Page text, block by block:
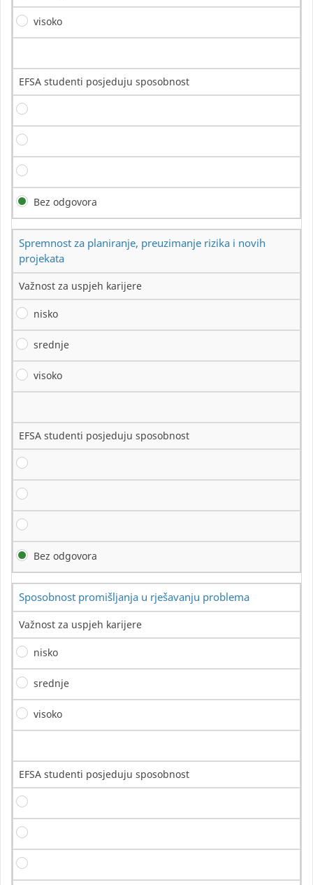
visoko
EFSA studenti posjeduju sposobnost
Bez odgovora
Spremnost za planiranje, preuzimanje rizika i novih
projekata
Važnost za uspjeh karijere
nisko
srednje
visoko
EFSA studenti posjeduju sposobnost
Bez odgovora
Sposobnost promišljanja u rješavanju problema
Važnost za uspjeh karijere
nisko
srednje
visoko
EFSA studenti posjeduju sposobnost